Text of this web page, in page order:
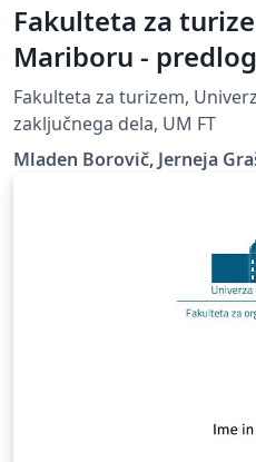
Fakulteta za
Mariboru -
dela
Fakulteta za turizem,
zaključnega dela, UM FT
Mladen Borovič, Jerneja